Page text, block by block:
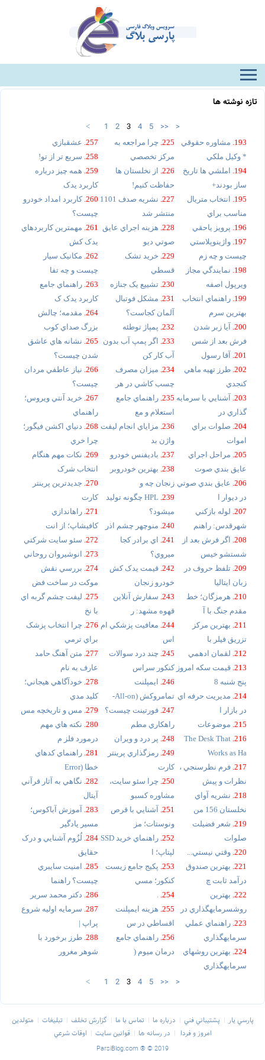
تازه نوشته ها
< 1 23 4 5 >> >
193. مشاوره حقوقي
* وکيل ملکي
194.
املشي ها تاريخ
ساز بودند+
195.
انتخاب متريال
مناسب براي
196. پرويز ياحقي
197. واژينوپلاستي
چيست و چه زم
198. نمايندگي مجاز
ويرپول اصفه
199. راهنماي انتخاب
بهترين سرم
200.
آيا زبر شدن
فرش بعد از شس
201.
آقا رسول
202. طرز تهيه ماهي
کنجدي
203.
آشنايي با سرمايه
گذاري در
204. صلوات براي
اموات
205. مراحل اجراي
عايق بندي صوت
206. عايق بندي صوتي
در ديوار ا
207. لوله بازکني
شهرقدس: راهنم
208. اگر فرش بعد از
شستشو خيس
209. تلفظ حروف در
زبان ايتاليا
210. هرمزگان؛ خط
مقدم جنگ با آ
211. بهترين مرکز
تزريق فيلر با
212. لقمان ادهمي
213. قيمت سکه امروز
پنج شنبه 8
214. مديريت حرفه اي
در بازار ا
215. موضوعات
216.
The Desk That
Works as Ha
217. فرم نظرسنجي ،
نظرات و پيش
218. نشريه آواي
نخلستان 156 من
219. شعر فضيلت
صلوات
220. وقتي نيستي...
221. بهترين صندوق
درآمد ثابت چ
222. بهترين
روشسرمايهگذاري در
223. راهنماي عملي
سرمايهگذاري
224. بهترين روشهاي
سرمايهگذاري
225. چرا مراجعه به
مرکز تخصصي
226.
از نخلستان ها
حفاظت کنيم!
227.
نشريه صدف 1101
منتشر شد
228. هزينه اجراي عايق
صوتي ديو
229. خريد تشک
قسطي
230. تشييع يک جنازه
231. مشکل فوتبال
آلمان کجاست؟
232. پمپاژ توطئه
233. اگر پمپ آب بدون
آب کار کن
234. ميزان مصرف
چسب کاشي در هر
235. راهنماي جامع
استعلام و مع
236. مزاياي انجام ليفت
واژن بد
237. باديفنس خودرو
238. بهترين خودروبر
زنجان چه و
239.
HPL چگونه توليد
ميشود؟
240. منوچهر چشم اذر
241.
اي برادر کجا
ميروي؟
242. قيمت يدک کش
خودرو زنجان
243. سفارش آنلاين
قهوه مشهد: ر
244. معافيت پزشکي ام
اس
245. چند درد سوالات
کنکور سراس
246.
ايمپلنت
تمامروکش (All-on-
247. فورتينت چيست؟
راهکاري مطم
248. پر درد و ويران
249. رمزگذاري پرينتر
کارت
250. چرا سئو سايت،
مشاوره کسبو
251.
آشنايي با قرص
ونوستات؛ مز
252.
راهنماي خريد SSD
لپتاپ؛ ا
253. پکيج جامع زيست
کنکور؛ مسي
254.
.
255. هزينه ايمپلنت
اقساطي در س
256. راهنماي جامع
درمان ميوم (
257. عشقبازي
258. سريع تر از تو!
259. همه چيز درباره
کاربرد يدک
260. کاربرد امداد خودرو
چيست؟
261. مهمترين کاربردهاي
يدک کش
262. مکانيک سيار
چيست و چه تفا
263. راهنماي جامع
کاربرد يدک ک
264. مقدمه؛ چالش
بزرگ صداي کوب
265. نشانه هاي عاشق
شدن چيست؟
266. نياز عاطفي مردان
چيست؟
267. خريد آنتي ويروس؛
راهنماي
268. دنياي اکشن فيگور؛
چرا خري
269. نکات مهم هنگام
انتخاب شرک
270. جديدترين پرينتر
کارت
271. راهاندازي
کافيشاپ؛ از انت
272. سئو سايت شرکتي
273.
انوشيروان روحاني
274. بررسي نقش
موکت در ساخت فض
275. ليفت چشم گربه اي
با نخ
276. چرا انتخاب پزشک
براي ترمي
277. متن آهنگ حامد
عارف به نام
278. خودآگاهي هيجاني؛
کليد مدي
279. مس و تاريخچه مس
280. نکته هاي مهم
درمورد فلز م
281. راهنماي کدهاي
خطا (Error
282. نگاهي به آثار قرآني
آيتال
283.
آموزش آباکوس؛
مسير يادگير
284. لُزُوم آشنايي و درک
حقايق
285.
امنيت سايبري
چيست؟ راهنما
286. دکتر محمد سرير
287. سرمايه اوليه شروع
پراپ |
288. طرز برخورد با
شوهر مغرور
< 1 23 4 5 >> >
پارسي يار پشتيباني فني درباره ما تماس با ما گزارش تخلف تبليغات
متولدين
امروز و فردا
در رسانه ها قوانين سايت
اوقات شرعي
ParsiBlog.com ® © 2019